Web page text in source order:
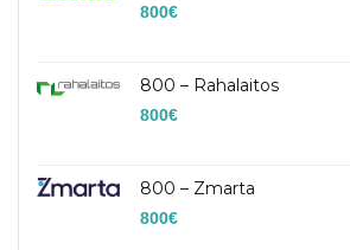
800€
800 – Rahalaitos
800€
800 – Zmarta
800€